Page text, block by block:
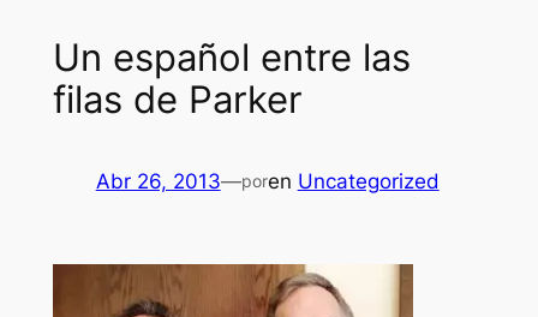
Un español entre las
filas de Parker
Abr 26, 2013—poren Uncategorized